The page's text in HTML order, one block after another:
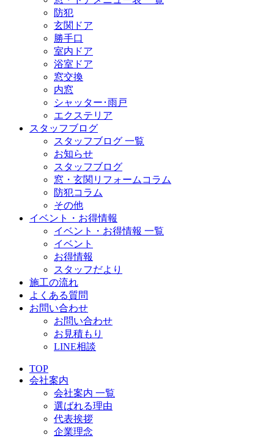
防犯
玄関ドア
勝手口
室内ドア
浴室ドア
窓交換
内窓
シャッター･雨戸
エクステリア
スタッフブログ
スタッフブログ 一覧
お知らせ
スタッフブログ
窓・玄関リフォームコラム
防犯コラム
その他
イベント・お得情報
イベント・お得情報 一覧
イベント
お得情報
スタッフだより
施工の流れ
よくある質問
お問い合わせ
お問い合わせ
お見積もり
LINE相談
TOP
会社案内
会社案内 一覧
選ばれる理由
代表挨拶
企業理念